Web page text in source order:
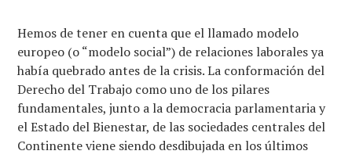
Hemos de tener en cuenta que el llamado modelo
europeo (o “modelo social”) de relaciones laborales ya
había quebrado antes de la crisis. La conformación del
Derecho del Trabajo como uno de los pilares
fundamentales, junto a la democracia parlamentaria y
el Estado del Bienestar, de las sociedades centrales del
Continente viene siendo desdibujada en los últimos